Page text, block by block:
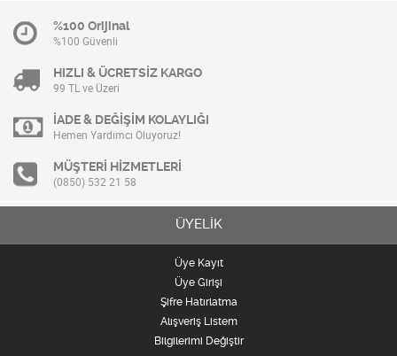
%100 Orijinal
%100 Güvenli
HIZLI & ÜCRETSİZ KARGO
99 TL ve Üzeri
İADE & DEĞİŞİM KOLAYLIĞI
Hemen Yardımcı Oluyoruz!
MÜŞTERİ HİZMETLERİ
(0850) 532 21 58
ÜYELİK
Üye Kayıt
Üye Girişi
Şifre Hatırlatma
Alışveriş Listem
Bilgilerimi Değiştir